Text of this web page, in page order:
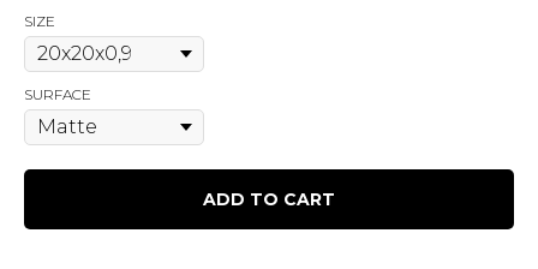
SIZE
SURFACE
ADD TO CART